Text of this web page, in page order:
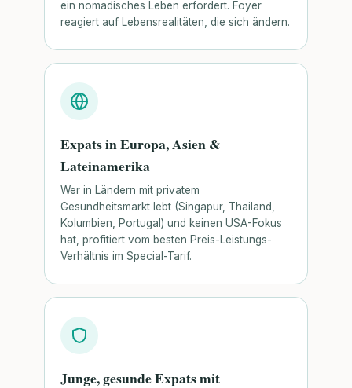
ein nomadisches Leben erfordert. Foyer
reagiert auf Lebensrealitäten, die sich ändern.
Expats in Europa, Asien &
Lateinamerika
Wer in Ländern mit privatem
Gesundheitsmarkt lebt (Singapur, Thailand,
Kolumbien, Portugal) und keinen USA-Fokus
hat, profitiert vom besten Preis-Leistungs-
Verhältnis im Special-Tarif.
Junge, gesunde Expats mit